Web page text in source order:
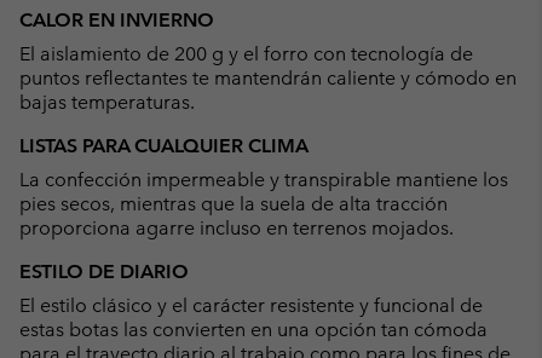
CALOR EN INVIERNO
El aislamiento de 200 g y el forro con tecnología de
puntos reflectantes te mantendrán caliente y cómodo en
bajas temperaturas.
LISTAS PARA CUALQUIER CLIMA
La confección impermeable y transpirable mantiene los
pies secos, mientras que la suela de alta tracción
proporciona agarre incluso en terrenos mojados.
ESTILO DE DIARIO
El estilo clásico y el carácter resistente y funcional de
estas botas las convierten en una opción tan cómoda
para el trayecto diario al trabajo como para los fines de